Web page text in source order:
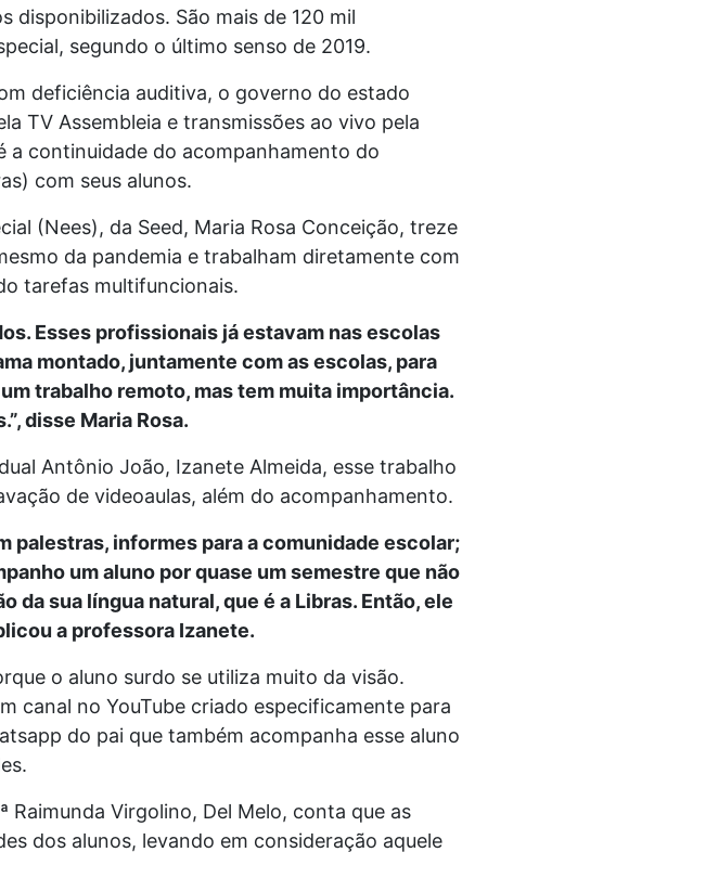
disponibilizados. São mais de 120 mil
segundo o último senso de 2019.
deficiência auditiva, o governo do estado
TV Assembleia e transmissões ao vivo pela
a continuidade do acompanhamento do
com seus alunos.
(Nees), da Seed, Maria Rosa Conceição, treze
da pandemia e trabalham diretamente com
tarefas multifuncionais.
Esses profissionais já estavam nas escolas
montado, juntamente com as escolas, para
trabalho remoto, mas tem muita importância.
disse Maria Rosa.
Antônio João, Izanete Almeida, esse trabalho
de videoaulas, além do acompanhamento.
palestras, informes para a comunidade escolar;
um aluno por quase um semestre que não
sua língua natural, que é a Libras. Então, ele
a professora Izanete.
o aluno surdo se utiliza muito da visão.
canal no YouTube criado especificamente para
do pai que também acompanha esse aluno
Raimunda Virgolino, Del Melo, conta que as
dos alunos, levando em consideração aquele